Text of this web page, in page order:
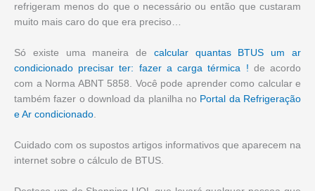
refrigeram menos do que o necessário ou então que custaram
muito mais caro do que era preciso…
Só existe uma maneira de calcular quantas BTUS um ar
condicionado precisar ter: fazer a carga térmica ! de acordo
com a Norma ABNT 5858. Você pode aprender como calcular e
também fazer o download da planilha no Portal da Refrigeração
e Ar condicionado
Cuidado com os supostos artigos informativos que aparecem na
internet sobre o cálculo de BTUS.